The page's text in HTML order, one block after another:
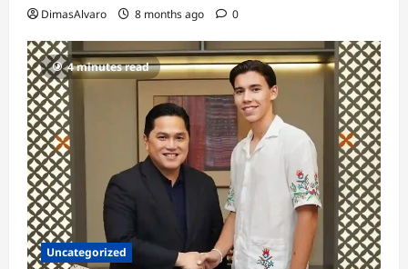
DimasAlvaro 8 months ago 0
4 minutes read
Uncategorized